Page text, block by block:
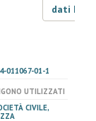
dati LOD
011067-01-1
UTILIZZATI
CIVILE,